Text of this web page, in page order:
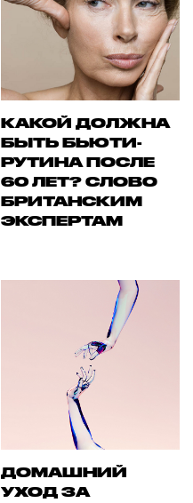
КАКОЙ ДОЛЖНА
БЫТЬ БЬЮТИ-
РУТИНА ПОСЛЕ
60 ЛЕТ? СЛОВО
БРИТАНСКИМ
ЭКСПЕРТАМ
ДОМАШНИЙ
УХОД ЗА